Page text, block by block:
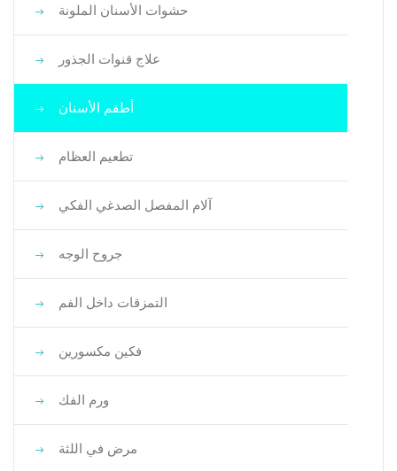
حشوات الأسنان الملونة
علاج قنوات الجذور
أطقم الأسنان
تطعيم العظام
آلام المفصل الصدغي الفكي
جروح الوجه
التمزقات داخل الفم
فكين مكسورين
ورم الفك
مرض في اللثة